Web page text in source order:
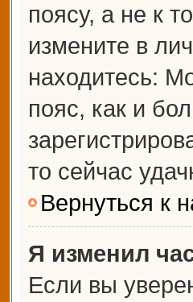
поясу, а не к
измените в
находитесь:
пояс, как и
то сейчас
Вернуться к
Я изменил
Если вы